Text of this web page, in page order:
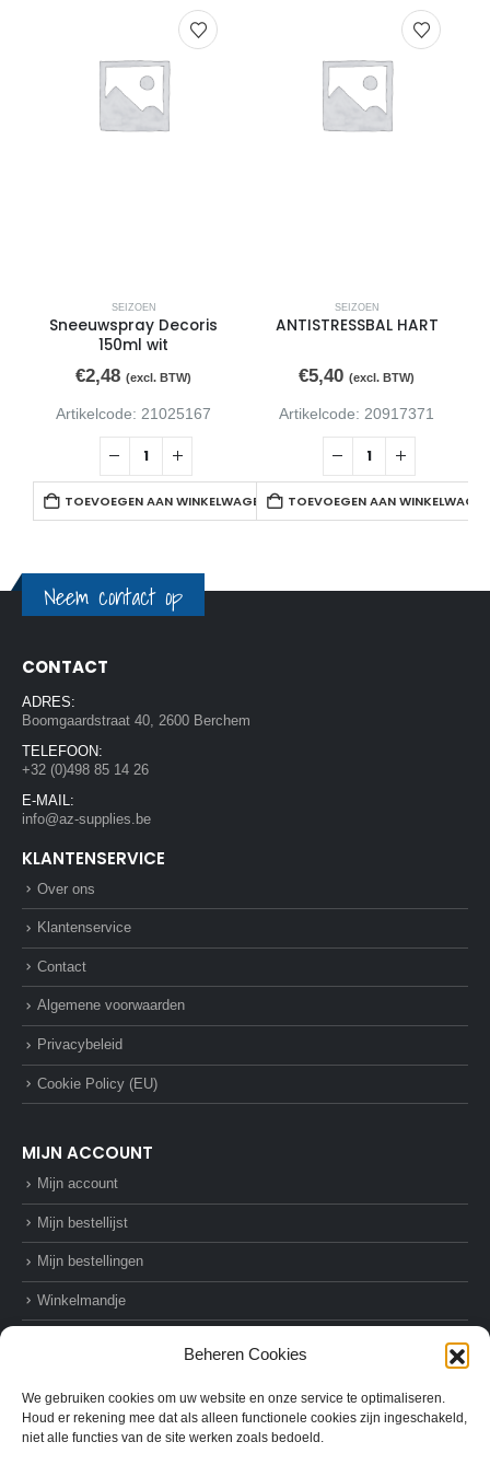
Beheren Cookies
We gebruiken cookies om uw website en onze service te optimaliseren.
Houd er rekening mee dat als alleen functionele cookies zijn ingeschakeld,
niet alle functies van de site werken zoals bedoeld.
SEIZOEN
Sneeuwspray Decoris
150ml wit
€2,48 (excl. BTW)
Artikelcode: 21025167
TOEVOEGEN AAN WINKELWAGEN
SEIZOEN
ANTISTRESSBAL HART
€5,40 (excl. BTW)
Artikelcode: 20917371
TOEVOEGEN AAN
Neem contact op
CONTACT
ADRES:
Boomgaardstraat 40, 2600 Berchem
TELEFOON:
+32 (0)498 85 14 26
E-MAIL:
info@az-supplies.be
KLANTENSERVICE
Over ons
Klantenservice
Contact
Algemene voorwaarden
Privacybeleid
Cookie Policy (EU)
MIJN ACCOUNT
Mijn account
Mijn bestellijst
Mijn bestellingen
Winkelmandje